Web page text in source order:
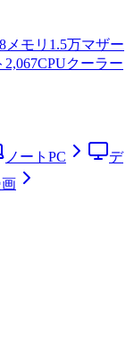
メモリ 1.5万マザー
2,067CPUクーラー
ノートPC
デ